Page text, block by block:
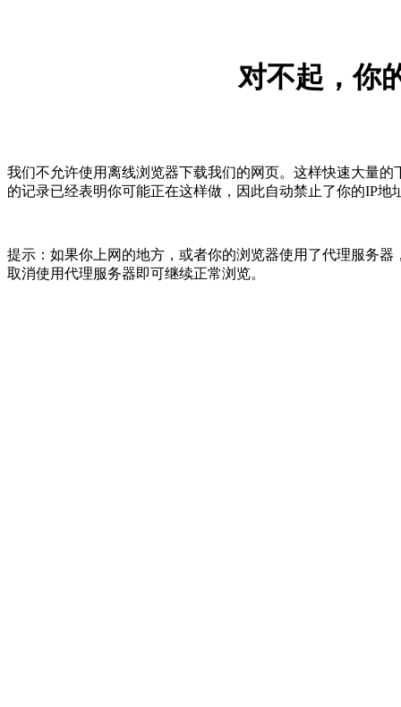
对不起，你
我们不允许使用离线浏览器下载我们的网页。这样快速大量
的记录已经表明你可能正在这样做，因此自动禁止了你的IP
提示：如果你上网的地方，或者你的浏览器使用了代理服务
取消使用代理服务器即可继续正常浏览。